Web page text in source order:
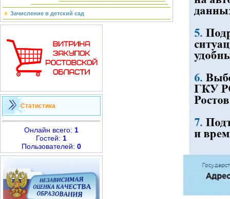
Зачисление в детский сад
Статистика
Онлайн всего: 1
Гостей: 1
Пользователей: 0